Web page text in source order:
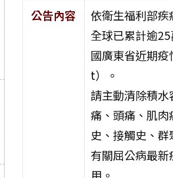
公告內容
依衛生福利部
全球已累計逾
國廣東省近期
t）。
請主動清除積
痛、頭痛、肌肉
史、接觸史、群
有關屈公病最